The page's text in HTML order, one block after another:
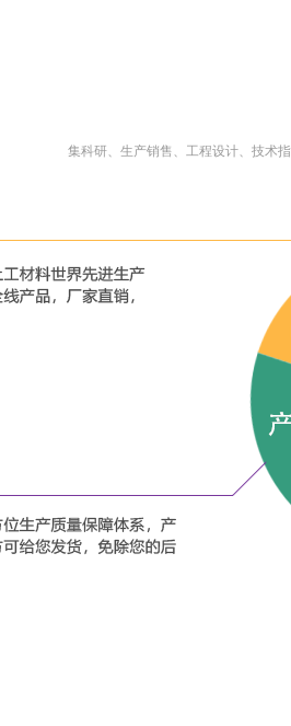
集科研、生产销售、工程设计、技术